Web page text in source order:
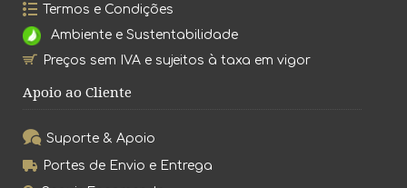
Termos e Condições
Ambiente e Sustentabilidade
Preços sem IVA e sujeitos à taxa em vigor
Apoio ao Cliente
Suporte & Apoio
Portes de Envio e Entrega